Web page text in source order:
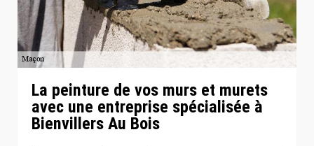
La peinture de vos murs et murets
avec une entreprise spécialisée à
Bienvillers Au Bois